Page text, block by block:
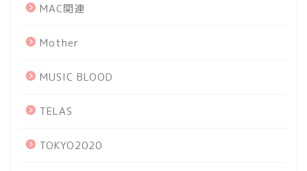
MAC関連
Mother
MUSIC BLOOD
TELAS
TOKYO2020